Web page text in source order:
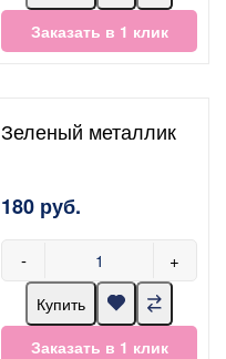
Заказать в 1 клик
Зеленый металлик
180 руб.
- +
Купить
Заказать в 1 клик